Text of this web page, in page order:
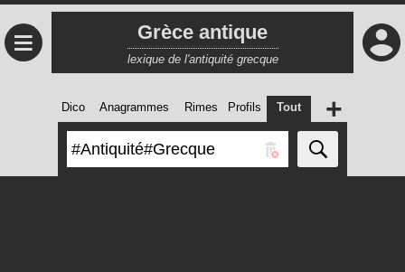
≡ Grèce antique
lexique de l'antiquité grecque
Dico Anagrammes Rimes Profils Tout +